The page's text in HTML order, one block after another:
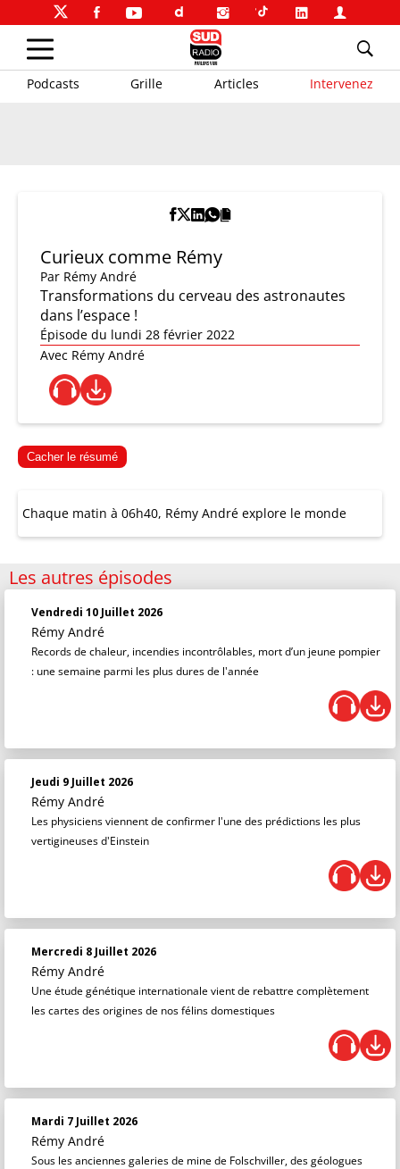
Podcasts Grille Articles Intervenez
Curieux comme Rémy
Par Rémy André
Transformations du cerveau des astronautes
dans l’espace !
Épisode du lundi 28 février 2022
Avec Rémy André
Cacher le résumé
Chaque matin à 06h40, Rémy André explore le monde
Les autres épisodes
Vendredi 10 Juillet 2026
Rémy André
Records de chaleur, incendies incontrôlables, mort d’un jeune pompier
: une semaine parmi les plus dures de l'année
Jeudi 9 Juillet 2026
Rémy André
Les physiciens viennent de confirmer l'une des prédictions les plus
vertigineuses d'Einstein
Mercredi 8 Juillet 2026
Rémy André
Une étude génétique internationale vient de rebattre complètement
les cartes des origines de nos félins domestiques
Mardi 7 Juillet 2026
Rémy André
Sous les anciennes galeries de mine de Folschviller, des géologues